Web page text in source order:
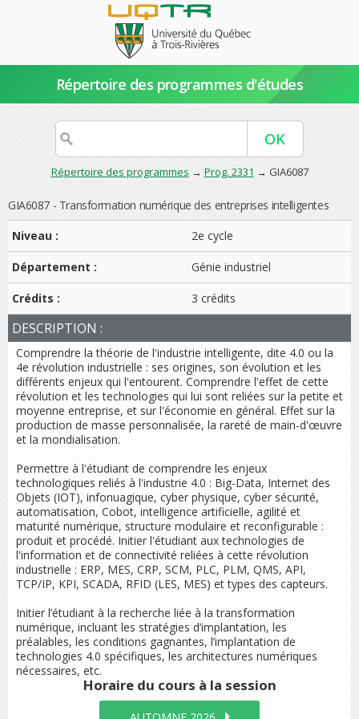
Répertoire des programmes d'études
Répertoire des programmes → Prog. 2331 → GIA6087
GIA6087 - Transformation numérique des entreprises intelligentes
Niveau :
2e cycle
Département : Génie industriel
Crédits : 3 crédits
DESCRIPTION :
Comprendre la théorie de l'industrie intelligente, dite 4.0 ou la
4e révolution industrielle : ses origines, son évolution et les
différents enjeux qui l'entourent. Comprendre l'effet de cette
révolution et les technologies qui lui sont reliées sur la petite et
moyenne entreprise, et sur l'économie en général. Effet sur la
production de masse personnalisée, la rareté de main-d'œuvre
et la mondialisation.
Permettre à l'étudiant de comprendre les enjeux
technologiques reliés à l'industrie 4.0 : Big-Data, Internet des
Objets (IOT), infonuagique, cyber physique, cyber sécurité,
automatisation, Cobot, intelligence artificielle, agilité et
maturité numérique, structure modulaire et reconfigurable :
produit et procédé. Initier l'étudiant aux technologies de
l'information et de connectivité reliées à cette révolution
industrielle : ERP, MES, CRP, SCM, PLC, PLM, QMS, API,
TCP/IP, KPI, SCADA, RFID (LES, MES) et types des capteurs.
Initier l’étudiant à la recherche liée à la transformation
numérique, incluant les stratégies d’implantation, les
préalables, les conditions gagnantes, l’implantation de
technologies 4.0 spécifiques, les architectures numériques
nécessaires, etc.
Horaire du cours à la session